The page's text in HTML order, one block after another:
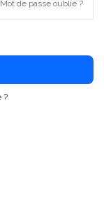
Mot de passe oublié ?
?